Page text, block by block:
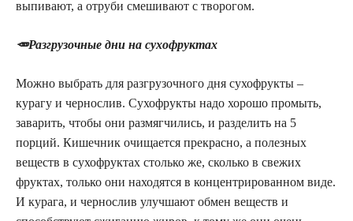
выпивают, а отруби смешивают с творогом.
🥕Разгрузочные дни на сухофруктах
Можно выбрать для разгрузочного дня сухофрукты –
курагу и чернослив. Сухофрукты надо хорошо промыть,
заварить, чтобы они размягчились, и разделить на 5
порций. Кишечник очищается прекрасно, а полезных
веществ в сухофруктах столько же, сколько в свежих
фруктах, только они находятся в концентрированном виде.
И курага, и чернослив улучшают обмен веществ и